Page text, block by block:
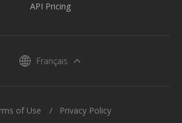
API Pricing
Français
of Use Privacy Policy